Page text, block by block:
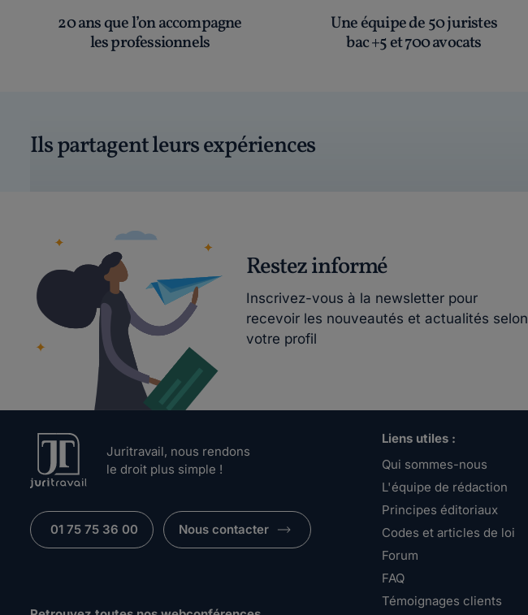
20 ans que l’on accompagne
les professionnels
Une équipe de 50 juristes
bac +5 et 700 avocats
Ils partagent leurs expériences
Restez informé
Inscrivez-vous à la newsletter pour
recevoir les nouveautés et actualités selon
votre profil
Juritravail, nous rendons
le droit plus simple !
01 75 75 36 00 Nous contacter
Liens utiles :
Qui sommes-nous
L'équipe de rédaction
Principes éditoriaux
Codes et articles de loi
Forum
FAQ
Témoignages clients